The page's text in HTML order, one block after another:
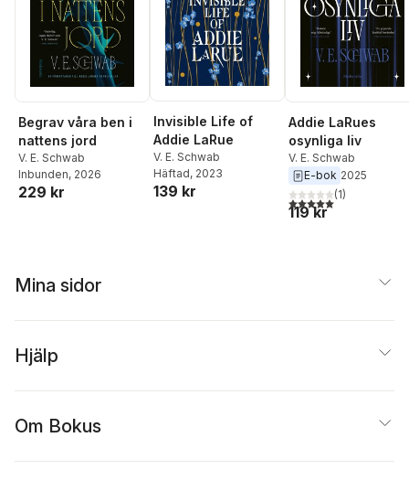
Begrav våra ben i
nattens jord
V. E. Schwab
Inbunden, 2026
229 kr
Invisible Life of
Addie LaRue
V. E. Schwab
Häftad, 2023
139 kr
Addie LaRues
osynliga liv
V. E. Schwab
E-bok 2025
5,0utav 5 stjärnor.
(1)
119 kr
Mina sidor
Hjälp
Om Bokus